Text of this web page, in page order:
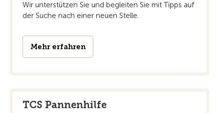
Wir unterstützen Sie und begleiten Sie mit Tipps auf
der Suche nach einer neuen Stelle.
Mehr erfahren
TCS Pannenhilfe